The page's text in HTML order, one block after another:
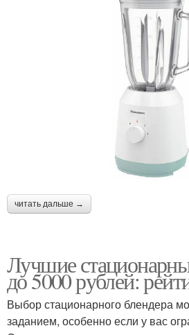
читать дальше →
Лучшие
до 5000 рублей:
Выбор стационарного блендера
заданием, особенно если у вас